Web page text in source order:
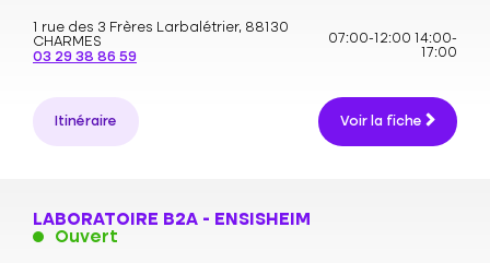
1 rue des 3 Frères Larbalétrier, 88130
CHARMES
03 29 38 86 59
07:00-12:00
14:00-
17:00
Itinéraire Voir la fiche
LABORATOIRE B2A - ENSISHEIM
Ouvert